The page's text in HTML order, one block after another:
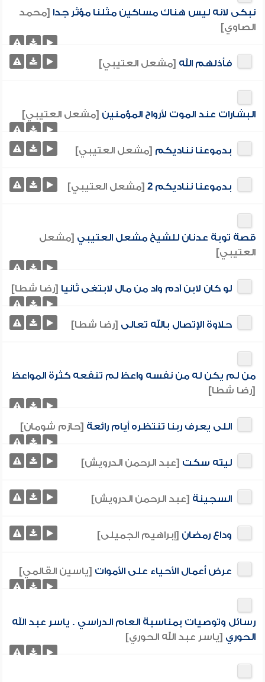
نبكى لانه ليس هناك مساكين مثلنا مؤثر جدا [محمد
الصاوي]
فأذلهم الله [مشعل العتيبي]
البشارات عند الموت لأرواح المؤمنين [مشعل العتيبي]
بدموعنا نناديكم [مشعل العتيبي]
بدموعنا نناديكم 2 [مشعل العتيبي]
قصة توبة عدنان للشيخ مشعل العتيبي [مشعل
العتيبي]
لو كان لابن آدم واد من مال لابتغى ثانيا [رضا شطا]
حلاوة الإتصال بالله تعالى [رضا شطا]
من لم يكن له من نفسه واعظ لم تنفعه كثرة المواعظ
[رضا شطا]
اللى يعرف ربنا تنتظره أيام رائعة [حازم شومان]
ليته سكت [عبد الرحمن الدرويش]
السجينة [عبد الرحمن الدرويش]
وداع رمضان [إبراهيم الجميلى]
عرض أعمال الأحياء على الأموات [ياسين القالمي]
رسائل وتوصيات بمناسبة العام الدراسي . ياسر عبد الله
الحوري [ياسر عبد الله الحوري]